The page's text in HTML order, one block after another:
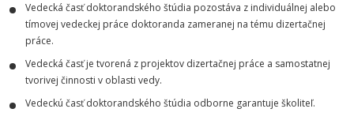
Vedecká časť doktorandského štúdia pozostáva z individuálnej alebo
tímovej vedeckej práce doktoranda zameranej na tému dizertačnej
práce.
Vedecká časť je tvorená z projektov dizertačnej práce a samostatnej
tvorivej činnosti v oblasti vedy.
Vedeckú časť doktorandského štúdia odborne garantuje školiteľ.